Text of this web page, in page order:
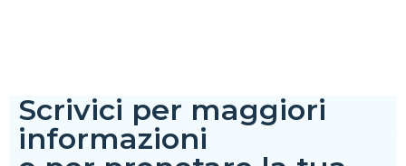
Scrivici per maggiori
informazioni